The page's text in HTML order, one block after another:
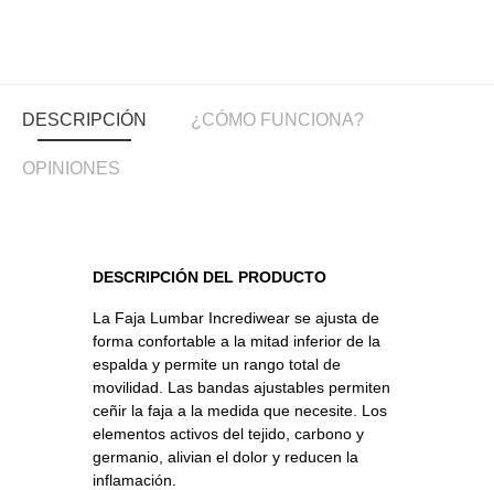
DESCRIPCIÓN ¿CÓMO FUNCIONA?
OPINIONES
DESCRIPCIÓN DEL PRODUCTO
La Faja Lumbar Incrediwear se ajusta de
forma confortable a la mitad inferior de la
espalda y permite un rango total de
movilidad. Las bandas ajustables permiten
ceñir la faja a la medida que necesite. Los
elementos activos del tejido, carbono y
germanio, alivian el dolor y reducen la
inflamación.